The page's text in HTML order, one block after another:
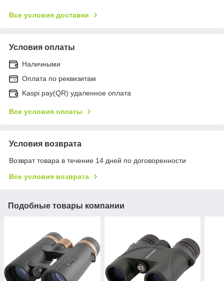
Все условия доставки
Условия оплаты
Наличными
Оплата по реквизитам
Kaspi pay(QR) удаленное оплата
Все условия оплаты
Условия возврата
Возврат товара в течение 14 дней по договоренности
Все условия возврата
Подобные товары компании